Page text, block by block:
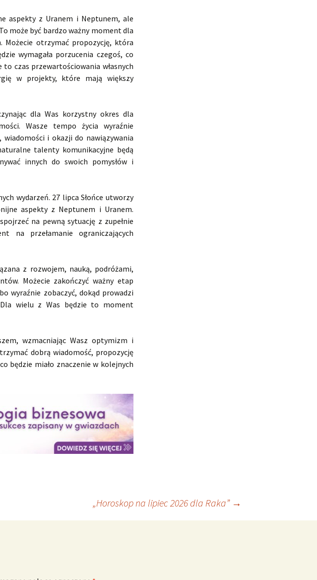
aspekty z Uranem i Neptunem, ale
może być bardzo ważny moment dla
Możecie otrzymać propozycję, która
wymagała porzucenia czegoś, co
czas przewartościowania własnych
w projekty, które mają większy
dla Was korzystny okres dla
Wasze tempo życia wyraźnie
i okazji do nawiązywania
talenty komunikacyjne będą
innych do swoich pomysłów i
wydarzeń. 27 lipca Słońce utworzy
aspekty z Neptunem i Uranem.
na pewną sytuację z zupełnie
na przełamanie ograniczających
z rozwojem, nauką, podróżami,
Możecie zakończyć ważny etap
wyraźnie zobaczyć, dokąd prowadzi
wielu z Was będzie to moment
wzmacniając Wasz optymizm i
dobrą wiadomość, propozycję
będzie miało znaczenie w kolejnych
„Horoskop na lipiec 2026 dla Raka” →